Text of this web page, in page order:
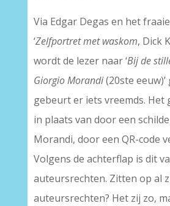
Via Edgar Degas en het
‘Zelfportret met waskom, Dick
wordt de lezer naar ‘Bij de
Giorgio Morandi(20ste
gebeurt er iets vreemds. Het
in plaats van door een
Morandi, door een QR-code
Volgens de achterflap is dit
auteursrechten. Zitten op al
auteursrechten? Het zij zo,